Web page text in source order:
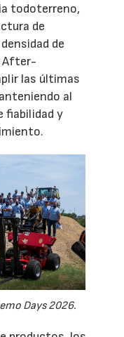
todoterreno,
de
de
After-
las últimas
al
fiabilidad y
Days 2026.